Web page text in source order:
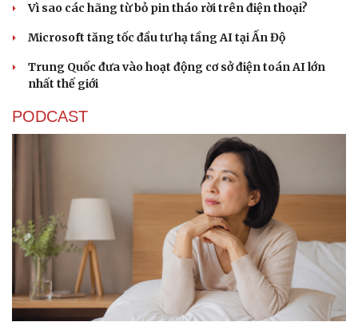
Vì sao các hãng từ bỏ pin tháo rời trên điện thoại?
Microsoft tăng tốc đầu tư hạ tầng AI tại Ấn Độ
Trung Quốc đưa vào hoạt động cơ sở điện toán AI lớn
nhất thế giới
PODCAST